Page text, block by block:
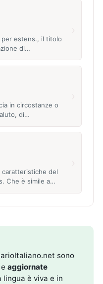
estens., il titolo
di…
in circostanze o
di…
caratteristiche del
Che è simile a…
sono
eaggiornate
lingua è viva e in